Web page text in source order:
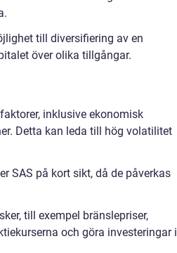
till diversifiering av en
över olika tillgångar.
inklusive ekonomisk
Detta kan leda till hög volatilitet
SAS på kort sikt, då de påverkas
till exempel bränslepriser,
och göra investeringar i